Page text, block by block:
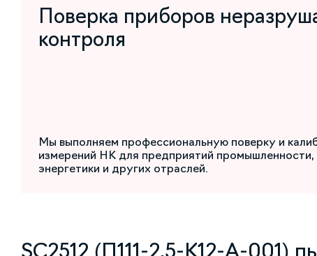
Поверка приборов
контроля
Мы выполняем профессиональную поверку и
измерений НК для предприятий промышленности,
энергетики и других отраслей.
SC2512 (П111-2,5-K12-А-001)